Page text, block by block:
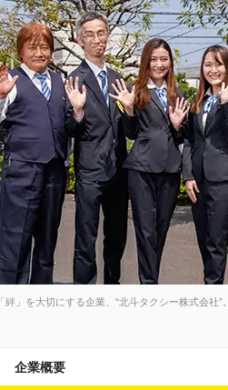
「絆」を大切にする企業、“北斗タクシー株式会社”。
企業概要